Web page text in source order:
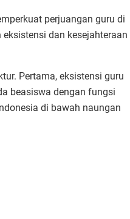
perjuangan guru di
dan kesejahteraan
Pertama, eksistensi guru
beasiswa dengan fungsi
di bawah naungan